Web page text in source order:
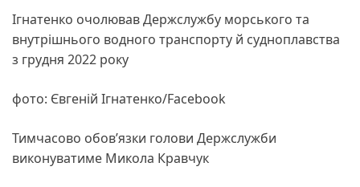
Ігнатенко очолював Держслужбу морського та
внутрішнього водного транспорту й судноплавства
з грудня 2022 року
фото: Євгеній Ігнатенко/Facebook
Тимчасово обов’язки голови Держслужби
виконуватиме Микола Кравчук